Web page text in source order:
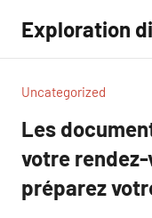
contenu
Exploration
Uncategorized
Les
votre
préparez